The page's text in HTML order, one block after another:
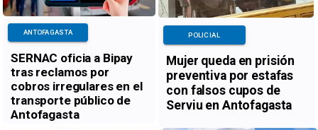
SERNAC oficia a Bipay
tras reclamos por
cobros irregulares en el
transporte público de
Antofagasta
ANTOFAGASTA
Mujer queda en prisión
preventiva por estafas
con falsos cupos de
Serviu en Antofagasta
POLICIAL